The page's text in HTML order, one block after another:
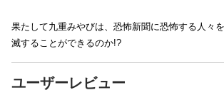
果たして九重みやびは、恐怖新聞に恐怖する人々
滅することができるのか!?
ユーザーレビュー